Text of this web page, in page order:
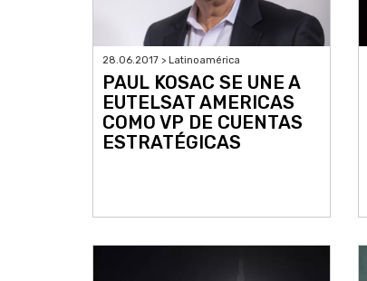
28.06.2017 > Latinoamérica
PAUL KOSAC SE UNE A
EUTELSAT AMERICAS
COMO VP DE CUENTAS
ESTRATÉGICAS